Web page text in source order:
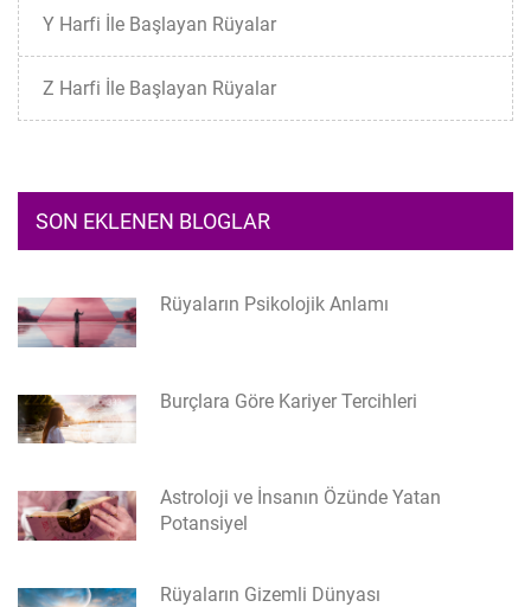
Y Harfi İle Başlayan Rüyalar
Z Harfi İle Başlayan Rüyalar
SON EKLENEN BLOGLAR
Rüyaların Psikolojik Anlamı
Burçlara Göre Kariyer Tercihleri
Astroloji ve İnsanın Özünde Yatan
Potansiyel
Rüyaların Gizemli Dünyası